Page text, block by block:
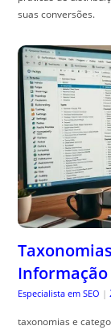
suas conversões.
Especialista em SEO |
taxonomias e